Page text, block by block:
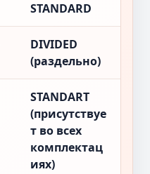
STANDARD
DIVIDED
(раздельно)
STANDART
(присутствуе
т во всех
комплектац
иях)